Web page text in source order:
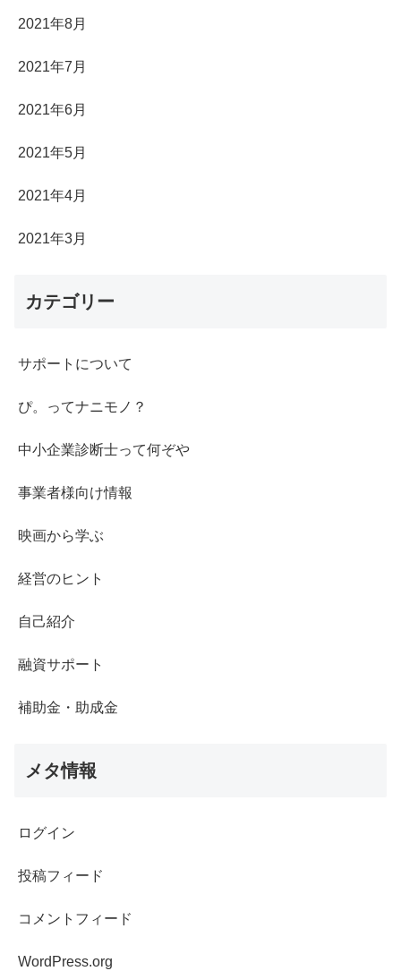
2021年8月
2021年7月
2021年6月
2021年5月
2021年4月
2021年3月
カテゴリー
サポートについて
ぴ。ってナニモノ？
中小企業診断士って何ぞや
事業者様向け情報
映画から学ぶ
経営のヒント
自己紹介
融資サポート
補助金・助成金
メタ情報
ログイン
投稿フィード
コメントフィード
WordPress.org